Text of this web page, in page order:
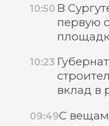
10:50 В
первую
10:23
вклад в
09:49С